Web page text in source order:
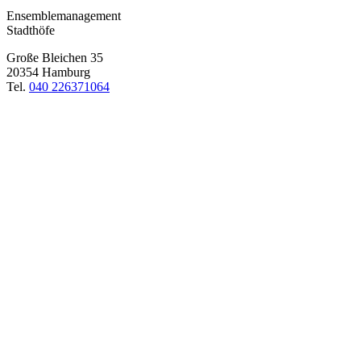
Ensemblemanagement
Stadthöfe
Große Bleichen 35
20354 Hamburg
Tel. 040 226371064